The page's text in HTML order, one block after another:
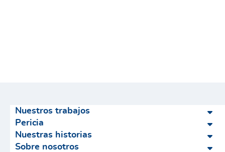
Nuestros trabajos
Pericia
Nuestras historias
Sobre nosotros